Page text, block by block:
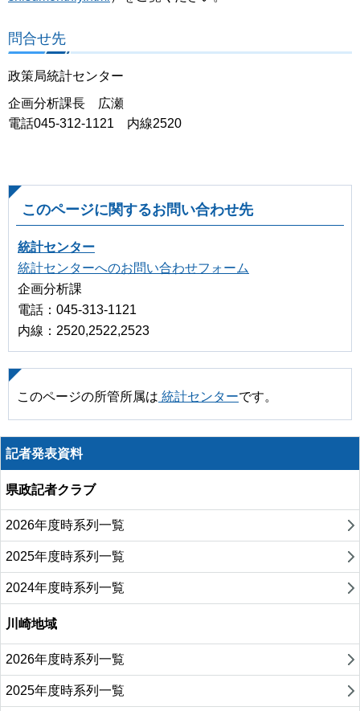
問合せ先
政策局統計センター
企画分析課長 広瀬
電話045-312-1121 内線2520
このページに関するお問い合わせ先
統計センター
統計センターへのお問い合わせフォーム
企画分析課
電話：045-313-1121
内線：2520,2522,2523
このページの所管所属は 統計センターです。
記者発表資料
県政記者クラブ
2026年度時系列一覧
2025年度時系列一覧
2024年度時系列一覧
川崎地域
2026年度時系列一覧
2025年度時系列一覧